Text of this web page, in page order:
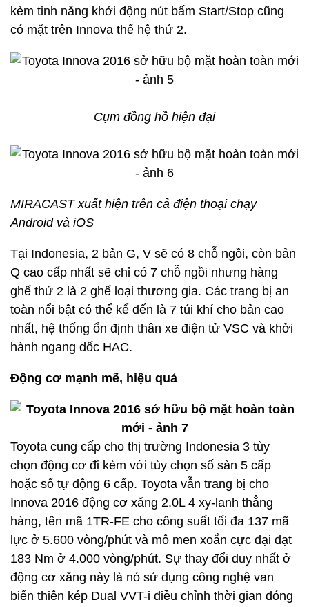
kèm tinh năng khởi động nút bấm Start/Stop cũng
có mặt trên Innova thế hệ thứ 2.
Cụm đồng hồ hiện đại
MIRACAST xuất hiện trên cả điện thoại chạy
Android và iOS
Tại Indonesia, 2 bản G, V sẽ có 8 chỗ ngồi, còn bản
Q cao cấp nhất sẽ chỉ có 7 chỗ ngồi nhưng hàng
ghế thứ 2 là 2 ghế loại thương gia. Các trang bị an
toàn nổi bật có thể kể đến là 7 túi khí cho bản cao
nhất, hệ thống ổn định thân xe điện tử VSC và khởi
hành ngang dốc HAC.
Động cơ mạnh mẽ, hiệu quả
Toyota cung cấp cho thị trường Indonesia 3 tùy
chọn động cơ đi kèm với tùy chọn số sàn 5 cấp
hoặc số tự động 6 cấp. Toyota vẫn trang bị cho
Innova 2016 động cơ xăng 2.0L 4 xy-lanh thẳng
hàng, tên mã 1TR-FE cho công suất tối đa 137 mã
lực ở 5.600 vòng/phút và mô men xoắn cực đại đạt
183 Nm ở 4.000 vòng/phút. Sự thay đổi duy nhất ở
động cơ xăng này là nó sử dụng công nghệ van
biến thiên kép Dual VVT-i điều chỉnh thời gian đóng